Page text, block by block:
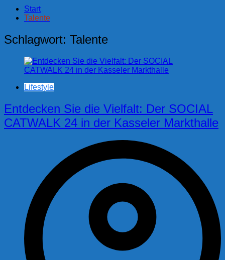
Start
Talente
Schlagwort: Talente
Lifestyle
Entdecken Sie die Vielfalt: Der SOCIAL
CATWALK 24 in der Kasseler Markthalle